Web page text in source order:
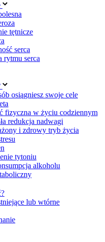
tętnicze
serca
rytmu serca
osiągniesz swoje cele
fizyczna w życiu codziennym
redukcja nadwagi
i zdrowy tryb życia
tytoniu
alkoholu
lub wtórne